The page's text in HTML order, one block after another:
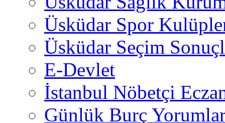
Üsküdar Spor
Üsküdar Seçim
E-Devlet
İstanbul Nöbetçi
Günlük Burç